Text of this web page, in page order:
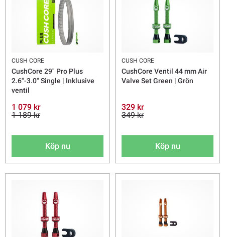
CUSH CORE
CushCore 29" Pro Plus
2.6"-3.0" Single | Inklusive
ventil
1 079 kr
1 189 kr
Köp nu
CUSH CORE
CushCore Ventil 44 mm Air
Valve Set Green | Grön
329 kr
349 kr
Köp nu